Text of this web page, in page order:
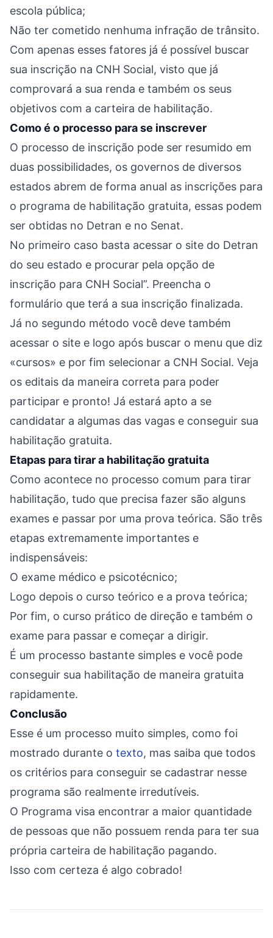
escola pública;
Não ter cometido nenhuma infração de trânsito.
Com apenas esses fatores já é possível buscar
sua inscrição na CNH Social, visto que já
comprovará a sua renda e também os seus
objetivos com a carteira de habilitação.
Como é o processo para se inscrever
O processo de inscrição pode ser resumido em
duas possibilidades, os governos de diversos
estados abrem de forma anual as inscrições para
o programa de habilitação gratuita, essas podem
ser obtidas no Detran e no Senat.
No primeiro caso basta acessar o site do Detran
do seu estado e procurar pela opção de
inscrição para CNH Social”. Preencha o
formulário que terá a sua inscrição finalizada.
Já no segundo método você deve também
acessar o site e logo após buscar o menu que diz
«cursos» e por fim selecionar a CNH Social. Veja
os editais da maneira correta para poder
participar e pronto! Já estará apto a se
candidatar a algumas das vagas e conseguir sua
habilitação gratuita.
Etapas para tirar a habilitação gratuita
Como acontece no processo comum para tirar
habilitação, tudo que precisa fazer são alguns
exames e passar por uma prova teórica. São três
etapas extremamente importantes e
indispensáveis:
O exame médico e psicotécnico;
Logo depois o curso teórico e a prova teórica;
Por fim, o curso prático de direção e também o
exame para passar e começar a dirigir.
É um processo bastante simples e você pode
conseguir sua habilitação de maneira gratuita
rapidamente.
Conclusão
Esse é um processo muito simples, como foi
mostrado durante o texto, mas saiba que todos
os critérios para conseguir se cadastrar nesse
programa são realmente irredutíveis.
O Programa visa encontrar a maior quantidade
de pessoas que não possuem renda para ter sua
própria carteira de habilitação pagando.
Isso com certeza é algo cobrado!